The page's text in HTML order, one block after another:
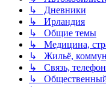
↳ Дневники
↳ Ирландия
↳ Общие темы
↳ Медицина,
↳ Жильё,
↳ Связь,
↳ Общественный